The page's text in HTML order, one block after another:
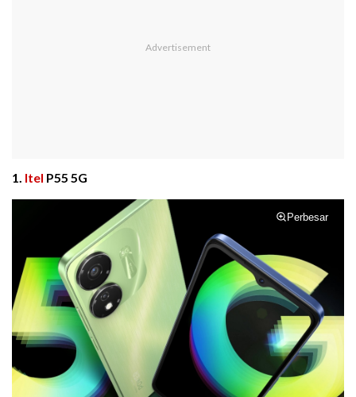
1. Itel P55 5G
Perbesar